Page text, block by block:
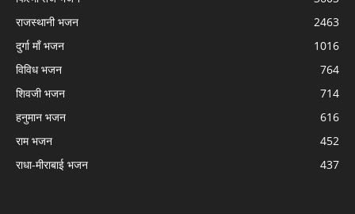
राजस्थानी भजन
2463
दुर्गा माँ भजन
1016
विविध भजन
764
शिवजी भजन
714
हनुमान भजन
616
राम भजन
452
राधा-मीराबाई भजन
437